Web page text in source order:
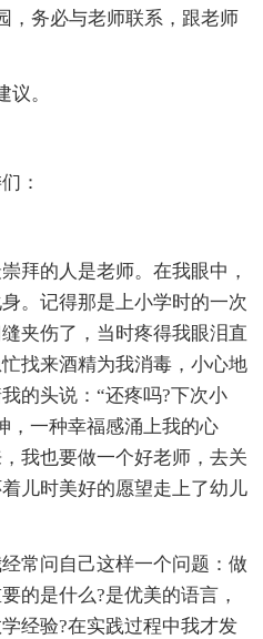
，务必与老师联系，跟老师
。
：
拜的人是老师。在我眼中，
。记得那是上小学时的一次
夹伤了，当时疼得我眼泪直
找来酒精为我消毒，小心地
的头说：“还疼吗?下次小
，一种幸福感涌上我的心
我也要做一个好老师，去关
儿时美好的愿望走上了幼儿
常问自己这样一个问题：做
的是什么?是优美的语言，
经验?在实践过程中我才发